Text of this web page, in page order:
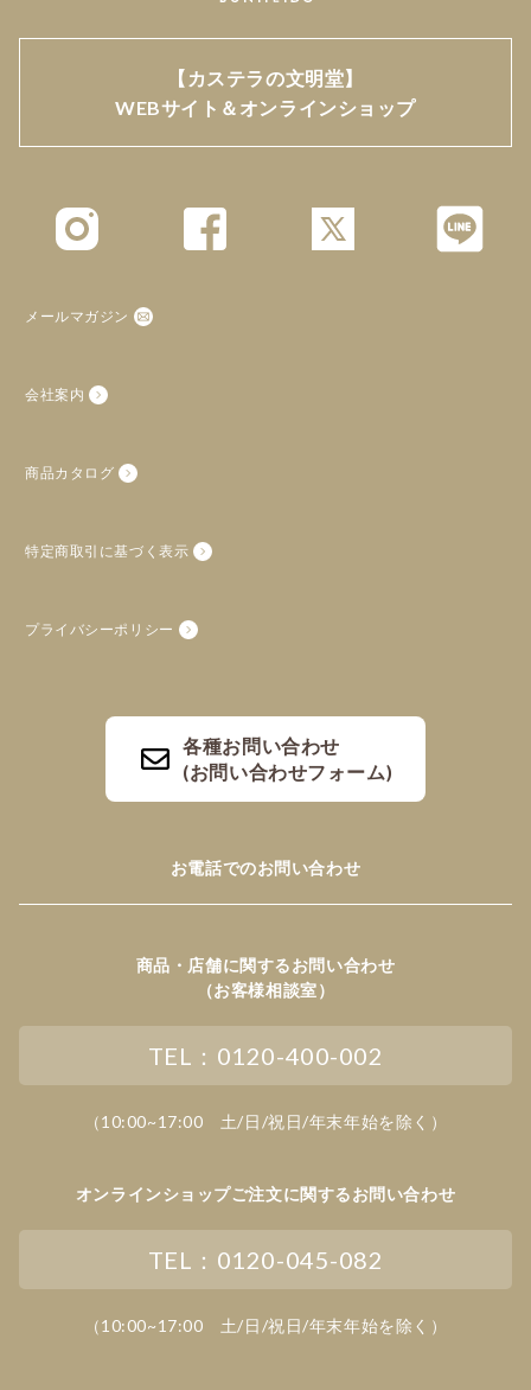
【カステラの文明堂】
WEBサイト＆オンラインショップ
メールマガジン
会社案内
商品カタログ
特定商取引に基づく表示
プライバシーポリシー
各種お問い合わせ
(お問い合わせフォーム)
お電話でのお問い合わせ
商品・店舗に関するお問い合わせ
（お客様相談室）
TEL：0120-400-002
（10:00~17:00 土/日/祝日/年末年始を除く）
オンラインショップご注文に関するお問い合わせ
TEL：0120-045-082
（10:00~17:00 土/日/祝日/年末年始を除く）